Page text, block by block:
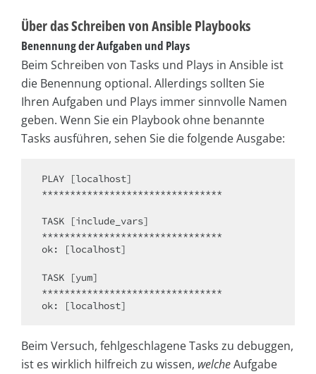
Über das Schreiben von Ansible Playbooks
Benennung der Aufgaben und Plays
Beim Schreiben von Tasks und Plays in Ansible ist
die Benennung optional. Allerdings sollten Sie
Ihren Aufgaben und Plays immer sinnvolle Namen
geben. Wenn Sie ein Playbook ohne benannte
Tasks ausführen, sehen Sie die folgende Ausgabe:
PLAY [localhost]
********************************
TASK [include_vars]
********************************
ok: [localhost]
TASK [yum]
********************************
Beim Versuch, fehlgeschlagene Tasks zu debuggen,
ist es wirklich hilfreich zu wissen, welcheAufgabe